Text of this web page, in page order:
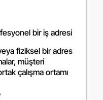
bir iş adresi
fiziksel bir adres
müşteri
çalışma ortamı